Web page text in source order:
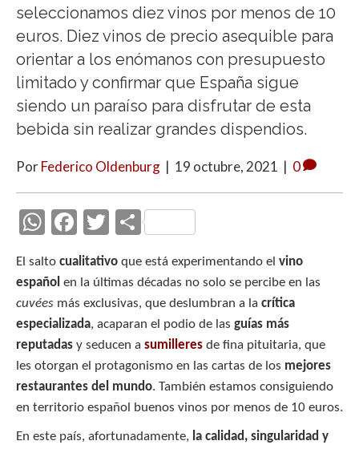
seleccionamos diez vinos por menos de 10
euros. Diez vinos de precio asequible para
orientar a los enómanos con presupuesto
limitado y confirmar que España sigue
siendo un paraíso para disfrutar de esta
bebida sin realizar grandes dispendios.
PorFederico Oldenburg | 19 octubre, 2021 | 0
W
at
s
A
p
p
F
ac
e
b
o
o
k
T
itt
er
C
m
p
ar
ti
r
El salto cualitativo que está experimentando el vino
español en la últimas décadas no solo se percibe en las
cuvées más exclusivas, que deslumbran a la crítica
especializada, acaparan el podio de las guías más
reputadas y seducen a sumilleres de fina pituitaria, que
les otorgan el protagonismo en las cartas de los mejores
restaurantes del mundo. También estamos consiguiendo
en territorio español buenos vinos por menos de 10 euros.
En este país, afortunadamente, la calidad, singularidad y